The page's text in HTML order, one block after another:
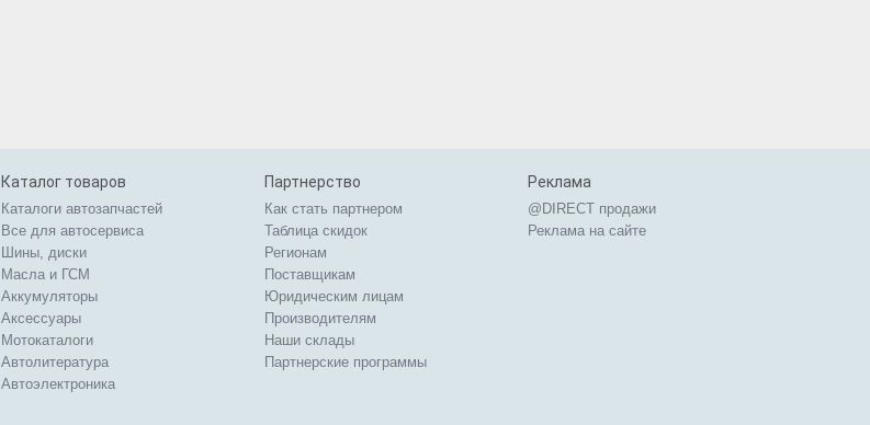
Каталог товаров
Каталоги автозапчастей
Все для автосервиса
Шины, диски
Масла и ГСМ
Аккумуляторы
Аксессуары
Мотокаталоги
Автолитература
Автоэлектроника
Партнерство
Как стать партнером
Таблица скидок
Регионам
Поставщикам
Юридическим лицам
Производителям
Наши склады
Партнерские программы
Реклама
@DIRECT продажи
Реклама на сайте